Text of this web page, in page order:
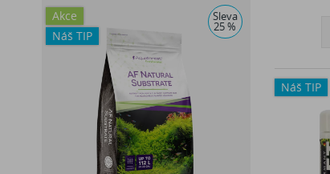
Sleva
25 %
Akce
Náš TIP
Náš TIP